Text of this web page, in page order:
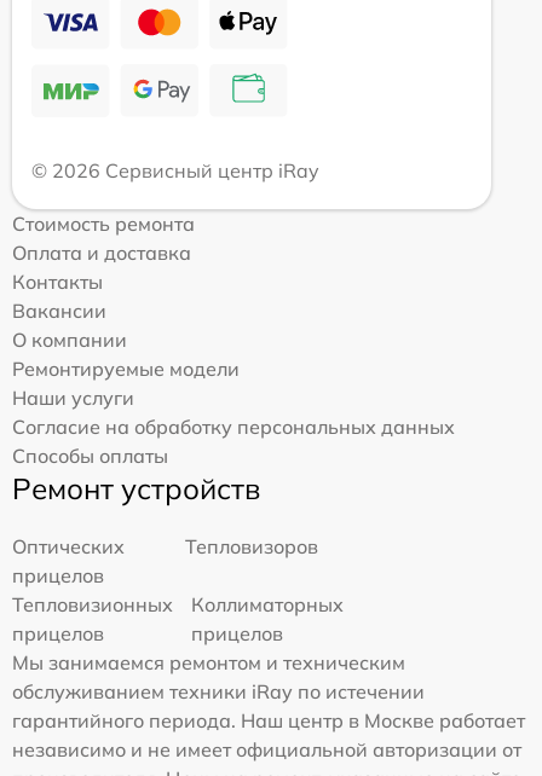
© 2026 Сервисный центр iRay
Стоимость ремонта
Оплата и доставка
Контакты
Вакансии
О компании
Ремонтируемые модели
Наши услуги
Согласие на обработку персональных данных
Способы оплаты
Ремонт устройств
Оптических
прицелов
Тепловизоров
Тепловизионных
прицелов
Коллиматорных
прицелов
Мы занимаемся ремонтом и техническим
обслуживанием техники iRay по истечении
гарантийного периода. Наш центр в Москве работает
независимо и не имеет официальной авторизации от